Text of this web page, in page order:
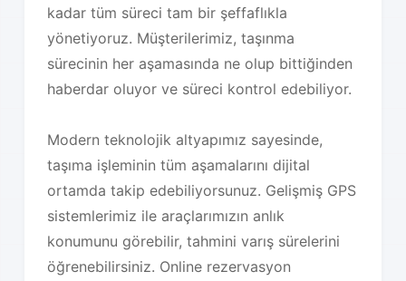
kadar tüm süreci tam bir şeffaflıkla
yönetiyoruz. Müşterilerimiz, taşınma
sürecinin her aşamasında ne olup bittiğinden
haberdar oluyor ve süreci kontrol edebiliyor.
Modern teknolojik altyapımız sayesinde,
taşıma işleminin tüm aşamalarını dijital
ortamda takip edebiliyorsunuz. Gelişmiş GPS
sistemlerimiz ile araçlarımızın anlık
konumunu görebilir, tahmini varış sürelerini
öğrenebilirsiniz. Online rezervasyon